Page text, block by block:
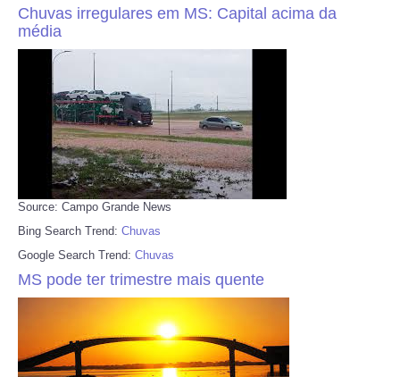
Chuvas irregulares em MS: Capital acima da
média
Source: Campo Grande News
Bing Search Trend: Chuvas
Google Search Trend: Chuvas
MS pode ter trimestre mais quente